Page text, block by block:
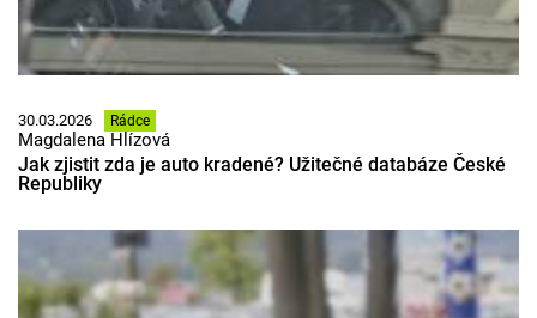
30.03.2026 Rádce
Magdalena Hlízová
Jak zjistit zda je auto kradené? Užitečné databáze České
Republiky